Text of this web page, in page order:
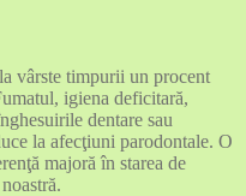
vârste timpurii un procent
igiena deficitară,
dentare sau
la afecţiuni parodontale. O
majoră în starea de